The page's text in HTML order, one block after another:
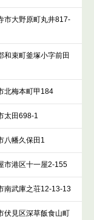
市大野原町丸井817-
和束町釜塚小字前田
北梅本町甲184
太田698-1
八幡久保田1
市港区十一屋2-155
南武庫之荘12-13-13
伏見区深草飯食山町